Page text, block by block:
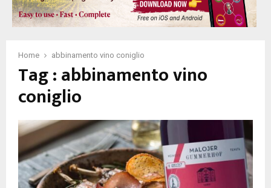
Home abbinamento vino coniglio
Tag : abbinamento vino
coniglio